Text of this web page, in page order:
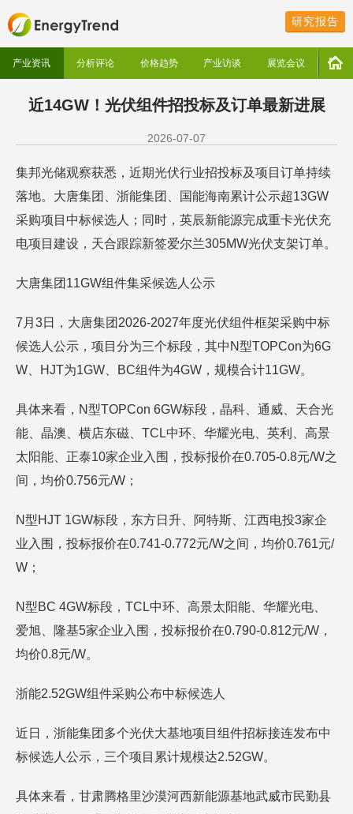
研究报告
产业资讯 分析评论 价格趋势 产业访谈 展览会议
近14GW！光伏组件招投标及订单最新进展
2026-07-07
集邦光储观察获悉，近期光伏行业招投标及项目订单持续
落地。大唐集团、浙能集团、国能海南累计公示超13GW
采购项目中标候选人；同时，英辰新能源完成重卡光伏充
电项目建设，天合跟踪新签爱尔兰305MW光伏支架订单。
大唐集团11GW组件集采候选人公示
7月3日，大唐集团2026-2027年度光伏组件框架采购中标
候选人公示，项目分为三个标段，其中N型TOPCon为6G
W、HJT为1GW、BC组件为4GW，规模合计11GW。
具体来看，N型TOPCon 6GW标段，晶科、通威、天合光
能、晶澳、横店东磁、TCL中环、华耀光电、英利、高景
太阳能、正泰10家企业入围，投标报价在0.705-0.8元/W之
间，均价0.756元/W；
N型HJT 1GW标段，东方日升、阿特斯、江西电投3家企
业入围，投标报价在0.741-0.772元/W之间，均价0.761元/
W；
N型BC 4GW标段，TCL中环、高景太阳能、华耀光电、
爱旭、隆基5家企业入围，投标报价在0.790-0.812元/W，
均价0.8元/W。
浙能2.52GW组件采购公布中标候选人
近日，浙能集团多个光伏大基地项目组件招标接连发布中
标候选人公示，三个项目累计规模达2.52GW。
具体来看，甘肃腾格里沙漠河西新能源基地武威市民勤县